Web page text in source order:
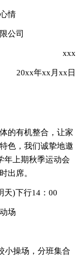
情
公司
xxx
20xx年xx月xx日
的有机整合，让家
色，我们诚挚地邀
年上期秋季运动会
出席。
天)下行14：00
场
小操场，分班集合